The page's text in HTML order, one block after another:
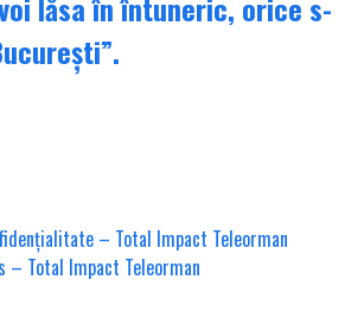
– Total Impact Teleorman
– Total Impact Teleorman